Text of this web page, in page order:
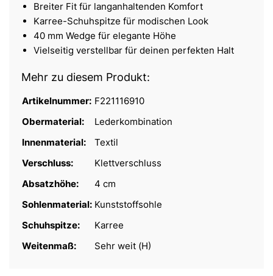
Breiter Fit für langanhaltenden Komfort
Karree-Schuhspitze für modischen Look
40 mm Wedge für elegante Höhe
Vielseitig verstellbar für deinen perfekten Halt
Mehr zu diesem Produkt:
Artikelnummer: F221116910
Obermaterial:
Lederkombination
Innenmaterial:
Textil
Verschluss:
Klettverschluss
Absatzhöhe:
4 cm
Sohlenmaterial: Kunststoffsohle
Schuhspitze:
Karree
Weitenmaß:
Sehr weit (H)